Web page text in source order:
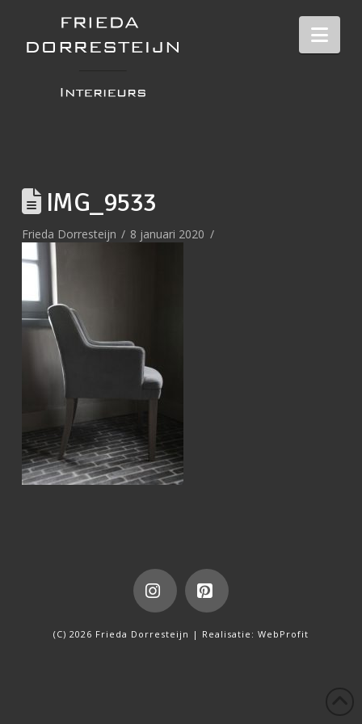
IMG_9533
Frieda Dorresteijn 8 januari 2020
InstagramPinterest
(C) 2026 Frieda Dorresteijn | Realisatie: WebProfit